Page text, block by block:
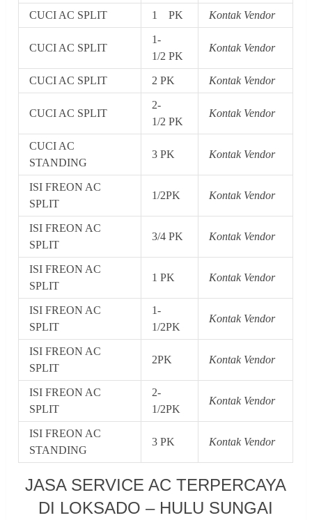
CUCI AC SPLIT 1 PK Kontak Vendor
CUCI AC SPLIT
1-
1/2 PK
Kontak Vendor
CUCI AC SPLIT 2 PK Kontak Vendor
CUCI AC SPLIT
2-
1/2 PK
Kontak Vendor
CUCI AC
STANDING
3 PK Kontak Vendor
ISI FREON AC
SPLIT
1/2PK Kontak Vendor
ISI FREON AC
SPLIT
3/4 PK Kontak Vendor
ISI FREON AC
SPLIT
1 PK Kontak Vendor
ISI FREON AC
SPLIT
1-
1/2PK
Kontak Vendor
ISI FREON AC
SPLIT
2PK Kontak Vendor
ISI FREON AC
SPLIT
2-
1/2PK
Kontak Vendor
ISI FREON AC
STANDING
3 PK Kontak Vendor
JASA SERVICE AC TERPERCAYA
DI LOKSADO – HULU SUNGAI